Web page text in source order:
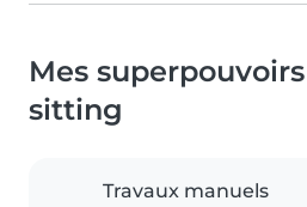
Mes
sitting
Travaux manuels